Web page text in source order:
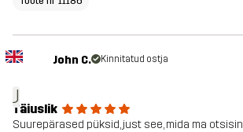
J
John C. Kinnitatud ostja
Täiuslik
Suurepärased püksid, just see, mida ma otsisin